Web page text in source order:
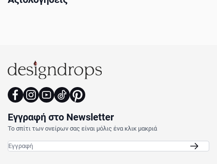
Εγγραφή στο Newsletter
Το σπίτι των ονείρων σας είναι μόλις ένα κλικ μακριά